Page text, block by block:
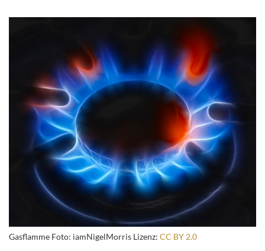
Gasflamme Foto: iamNigelMorris Lizenz: CC BY 2.0